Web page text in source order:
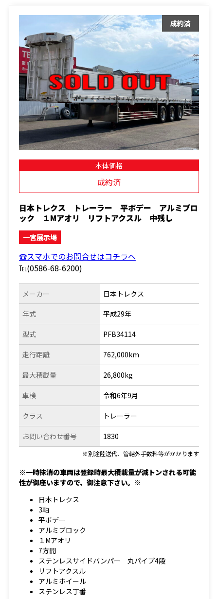
本体価格
成約済
日本トレクス トレーラー 平ボデー アルミブロ
ック １Mアオリ リフトアクスル 中残し
一宮展示場
☎スマホでのお問合せはコチラへ
℡(0586-68-6200)
メーカー
年式
型式
走行距離
日本トレクス
平成29年
PFB34114
762,000km
最大積載量
車検
クラス
お問い合わせ番号
26,800kg
令和6年9月
トレーラー
1830
※別途陸送代、管轄外手数料等がかかります
※一時抹消の車両は登録時最大積載量が減トンされる可能
性が御座いますので、御注意下さい。※
日本トレクス
3軸
平ボデー
アルミブロック
１Mアオリ
7方開
ステンレスサイドバンパー 丸パイプ4段
リフトアクスル
アルミホイール
ステンレス丁番